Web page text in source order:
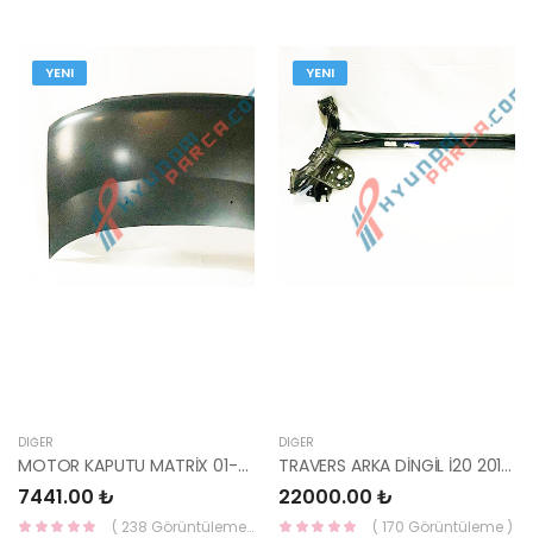
YENI
DIĞER
MOTOR KAPUTU MATRİX 01-07 66400-17020-YS
7441.00 ₺
( 238 Görüntüleme )
YENI
DIĞER
TRAVERS ARKA DİNGİL İ20 2014- 55100-C8000-HMC
22000.00 ₺
( 170 Görüntüleme )